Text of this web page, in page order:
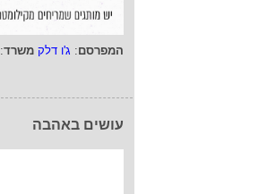
המפרסם: ג'ו דלק משרד:
עושים באהבה